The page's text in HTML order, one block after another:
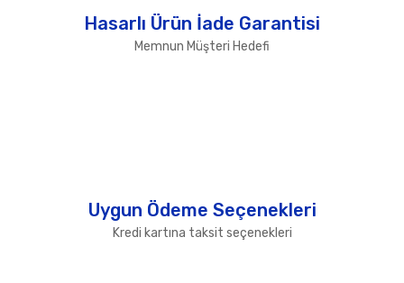
Hasarlı Ürün İade Garantisi
Memnun Müşteri Hedefi
Uygun Ödeme Seçenekleri
Kredi kartına taksit seçenekleri